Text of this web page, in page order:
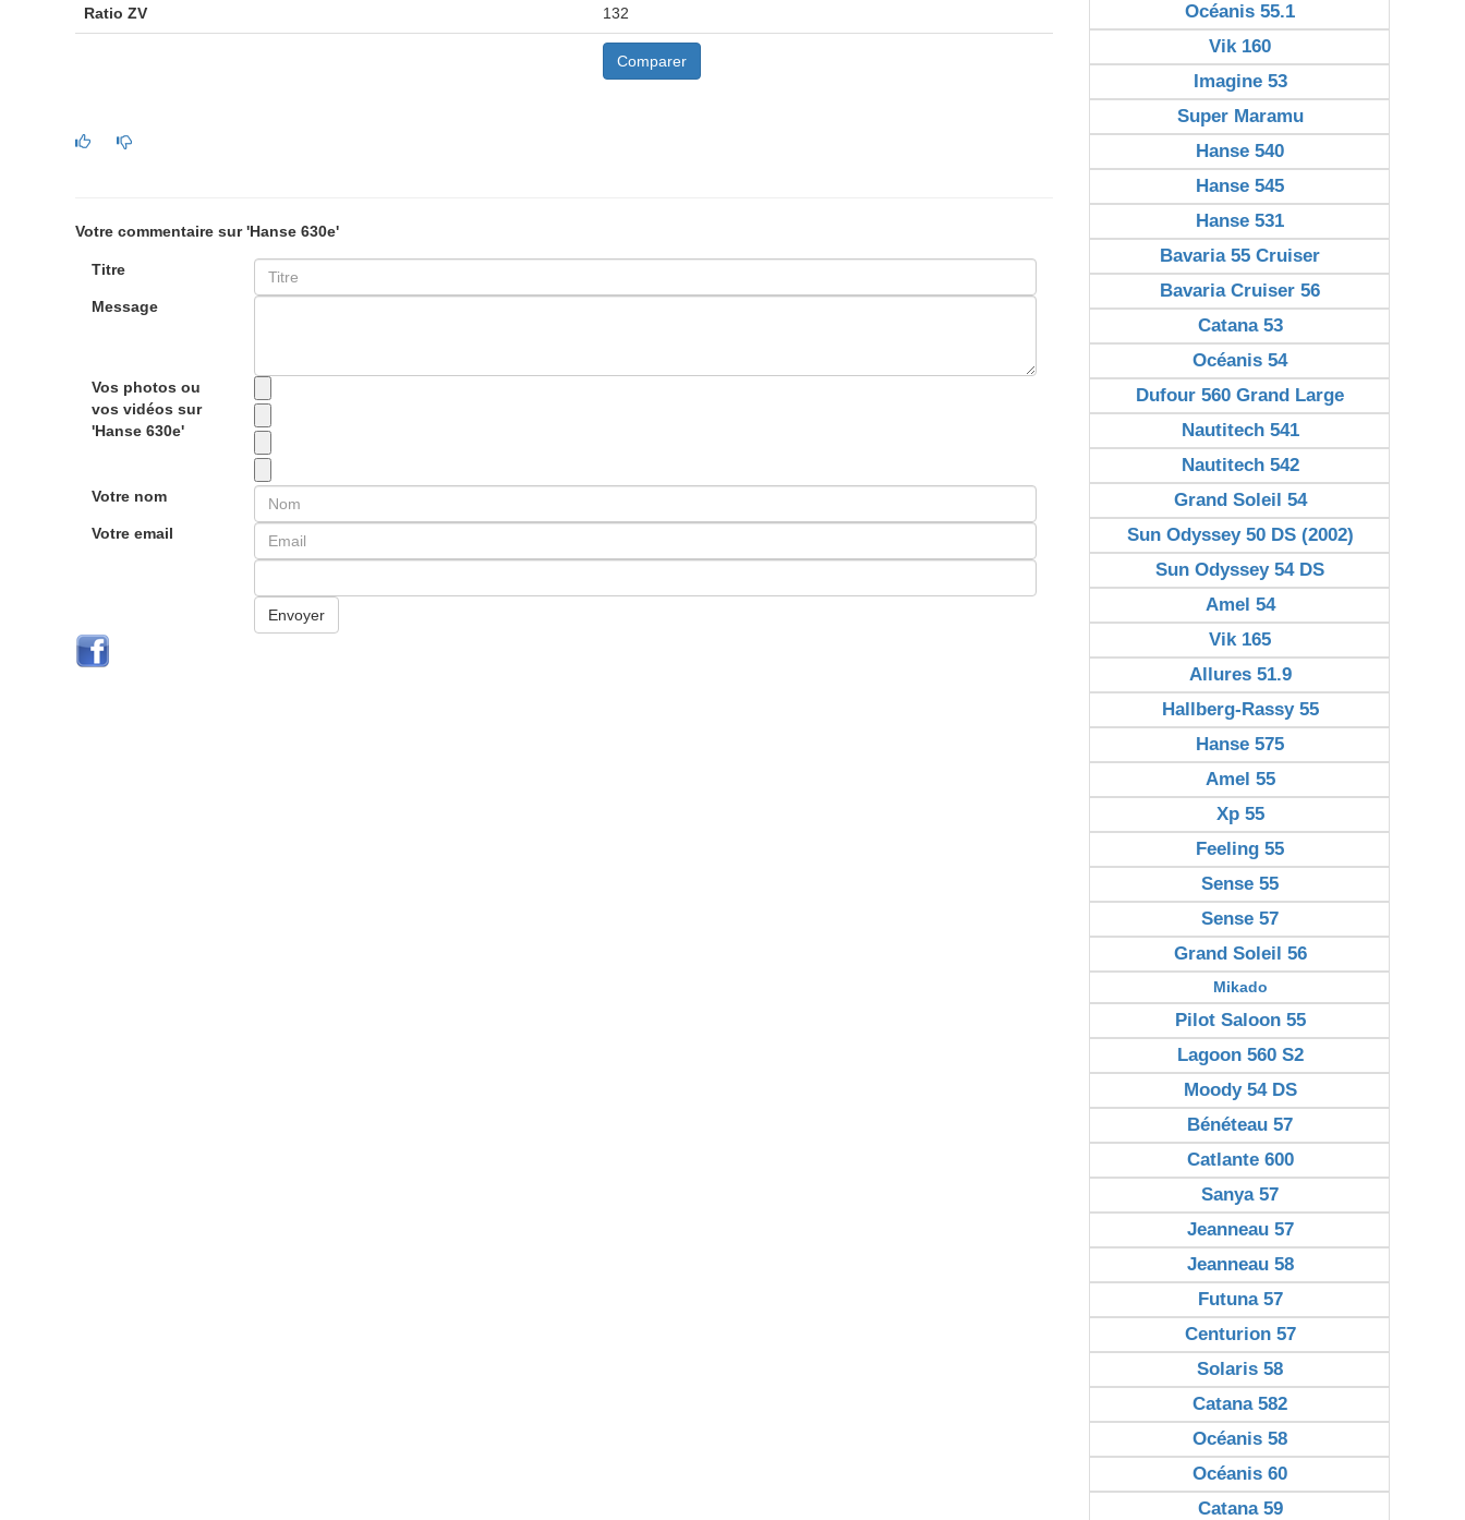
Ratio ZV 132
Comparer
Votre commentaire sur 'Hanse 630e'
Titre
Message
Vos photos ou
vos vidéos sur
'Hanse 630e'
Votre nom
Votre email
Envoyer
Océanis 55.1
Vik 160
Imagine 53
Super Maramu
Hanse 540
Hanse 545
Hanse 531
Bavaria 55 Cruiser
Bavaria Cruiser 56
Catana 53
Océanis 54
Dufour 560 Grand Large
Nautitech 541
Nautitech 542
Grand Soleil 54
Sun Odyssey 50 DS (2002)
Sun Odyssey 54 DS
Amel 54
Vik 165
Allures 51.9
Hallberg-Rassy 55
Hanse 575
Amel 55
Xp 55
Feeling 55
Sense 55
Sense 57
Grand Soleil 56
Mikado
Pilot Saloon 55
Lagoon 560 S2
Moody 54 DS
Bénéteau 57
Catlante 600
Sanya 57
Jeanneau 57
Jeanneau 58
Futuna 57
Centurion 57
Solaris 58
Catana 582
Océanis 58
Océanis 60
Catana 59